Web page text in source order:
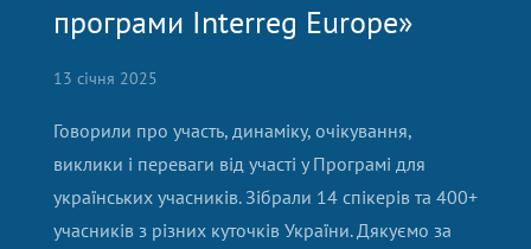
програми Interreg Europe»
13 січня 2025
Говорили про участь, динаміку, очікування,
виклики і переваги від участі у Програмі для
українських учасників. Зібрали 14 спікерів та 400+
учасників з різних куточків України. Дякуємо за